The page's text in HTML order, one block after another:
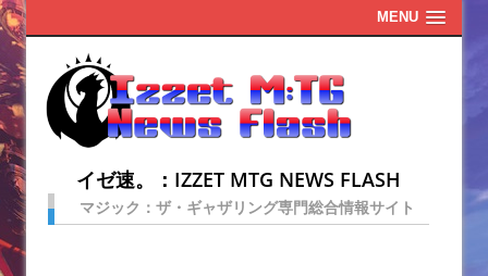
MENU
イゼ速。：IZZET MTG NEWS FLASH
マジック：ザ・ギャザリング専門総合情報サイト